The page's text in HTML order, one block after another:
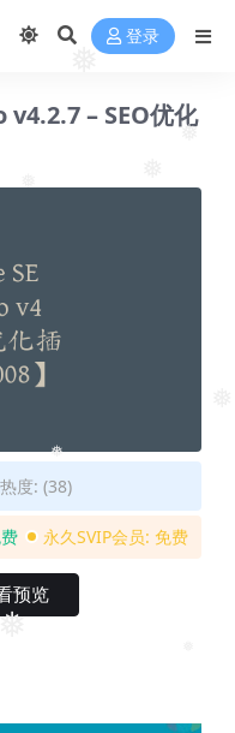
登录
– SEO优化
度: (38)
永久SVIP会员: 免费
预览